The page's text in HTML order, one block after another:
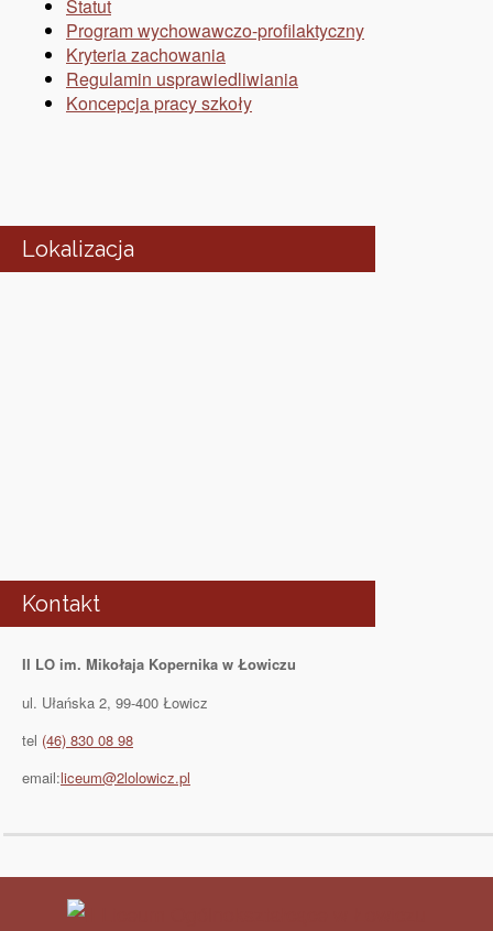
Statut
Program wychowawczo-profilaktyczny
Kryteria zachowania
Regulamin usprawiedliwiania
Koncepcja pracy szkoły
Lokalizacja
Kontakt
II LO im. Mikołaja Kopernika w Łowiczu
ul. Ułańska 2, 99-400 Łowicz
tel (46) 830 08 98
email:liceum@2lolowicz.pl